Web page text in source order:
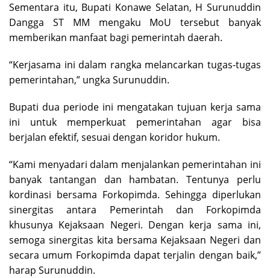
Sementara itu, Bupati Konawe Selatan, H Surunuddin
Dangga ST MM mengaku MoU tersebut banyak
memberikan manfaat bagi pemerintah daerah.
“Kerjasama ini dalam rangka melancarkan tugas-tugas
pemerintahan,” ungka Surunuddin.
Bupati dua periode ini mengatakan tujuan kerja sama
ini untuk memperkuat pemerintahan agar bisa
berjalan efektif, sesuai dengan koridor hukum.
“Kami menyadari dalam menjalankan pemerintahan ini
banyak tantangan dan hambatan. Tentunya perlu
kordinasi bersama Forkopimda. Sehingga diperlukan
sinergitas antara Pemerintah dan Forkopimda
khusunya Kejaksaan Negeri. Dengan kerja sama ini,
semoga sinergitas kita bersama Kejaksaan Negeri dan
secara umum Forkopimda dapat terjalin dengan baik,”
harap Surunuddin.